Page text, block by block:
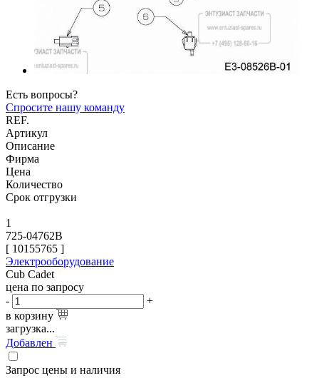
Есть вопросы?
Спросите нашу команду
REF.
Артикул
Описание
Фирма
Цена
Количество
Срок отгрузки
1
725-04762B
[ 10155765 ]
Электрооборудование
Cub Cadet
цена по запросу
-
+
в корзину
загрузка...
Добавлен
Запрос цены и наличия